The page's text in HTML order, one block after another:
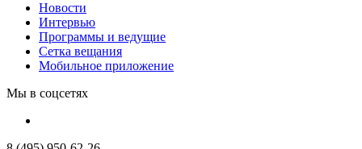
Новости
Интервью
Программы и ведущие
Сетка вещания
Мобильное приложение
Мы в соцсетях